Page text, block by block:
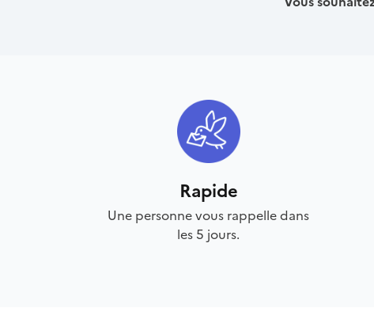
Rapide
Une personne vous rappelle dans
les 5 jours.